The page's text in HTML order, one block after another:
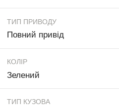
ТИП ПРИВОДУ
Повний привід
КОЛІР
Зелений
ТИП КУЗОВА